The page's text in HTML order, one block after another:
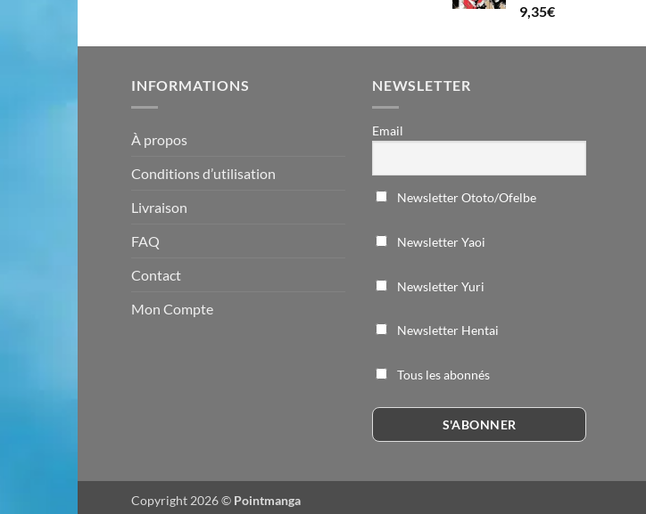
Note5.00
sur 5
9,35€
INFORMATIONS
À propos
Conditions d’utilisation
Livraison
FAQ
Contact
Mon Compte
NEWSLETTER
Email
Newsletter Ototo/Ofelbe
Newsletter Yaoi
Newsletter Yuri
Newsletter Hentai
Tous les abonnés
Copyright 2026 © Pointmanga